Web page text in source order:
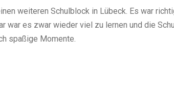
weiteren Schulblock in Lübeck. Es war
war es zwar wieder viel zu lernen und die
spaßige Momente.